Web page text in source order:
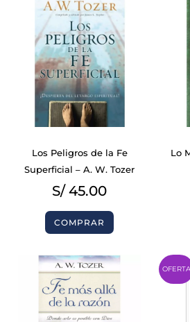
Los Peligros de la Fe
Superficial – A. W. Tozer
S/ 45.00
COMPRAR
Lo
OFERTA